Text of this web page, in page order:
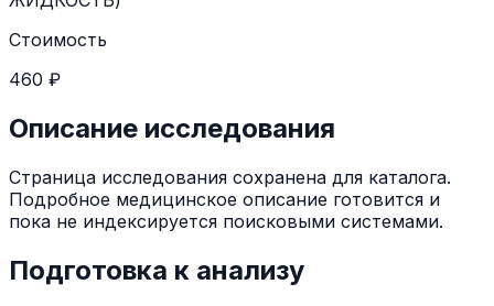
Стоимость
460 ₽
Описание исследования
Страница исследования сохранена для каталога.
Подробное медицинское описание готовится и
пока не индексируется поисковыми системами.
Подготовка к анализу